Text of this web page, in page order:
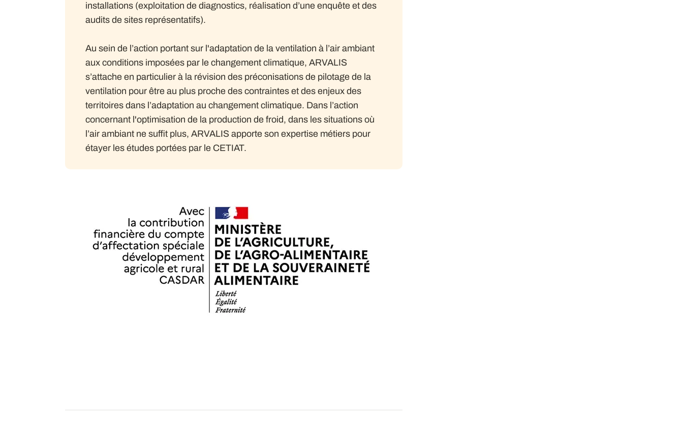
installations (exploitation de diagnostics, réalisation d’une enquête et des
audits de sites représentatifs).
Au sein de l’action portant sur l'adaptation de la ventilation à l’air ambiant
aux conditions imposées par le changement climatique, ARVALIS
s’attache en particulier à la révision des préconisations de pilotage de la
ventilation pour être au plus proche des contraintes et des enjeux des
territoires dans l’adaptation au changement climatique. Dans l’action
concernant l'optimisation de la production de froid, dans les situations où
l’air ambiant ne suffit plus, ARVALIS apporte son expertise métiers pour
étayer les études portées par le CETIAT.